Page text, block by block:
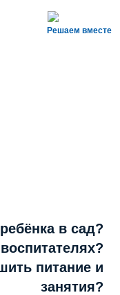
Решаем вместе
в сад?
питание и
занятия?